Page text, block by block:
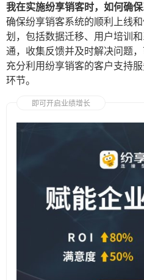
我在实施纷享销客时，如何确
确保纷享销客系统的顺利上线
划，包括数据迁移、用户培训
通，收集反馈并及时解决问题
充分利用纷享销客的客户支持
环节。
即可开启业绩增长